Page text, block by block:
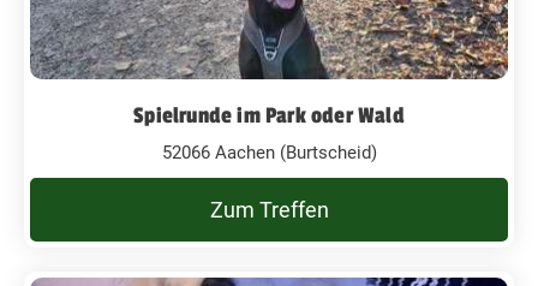
Spielrunde im Park oder Wald
52066 Aachen (Burtscheid)
Zum Treffen